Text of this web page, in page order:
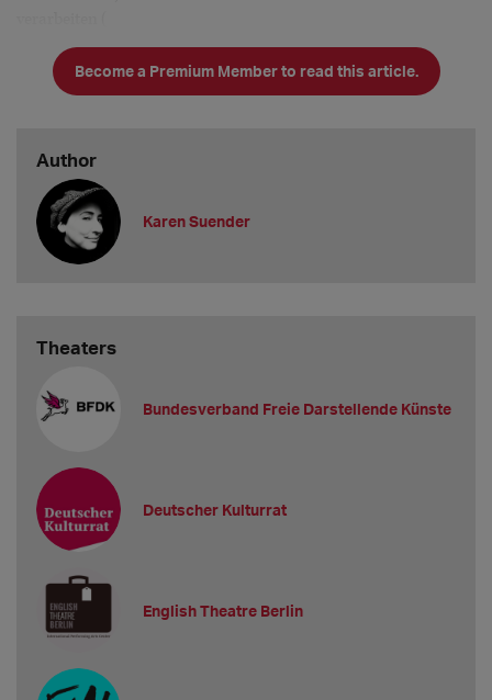
Become a Premium Member to read this article.
Author
Karen Suender
Theaters
Bundesverband Freie Darstellende Künste
Deutscher Kulturrat
English Theatre Berlin